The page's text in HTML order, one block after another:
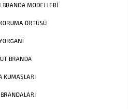
BRANDA MODELLERI
ÖRTÜSÜ
BRANDA
KUMAŞLARI